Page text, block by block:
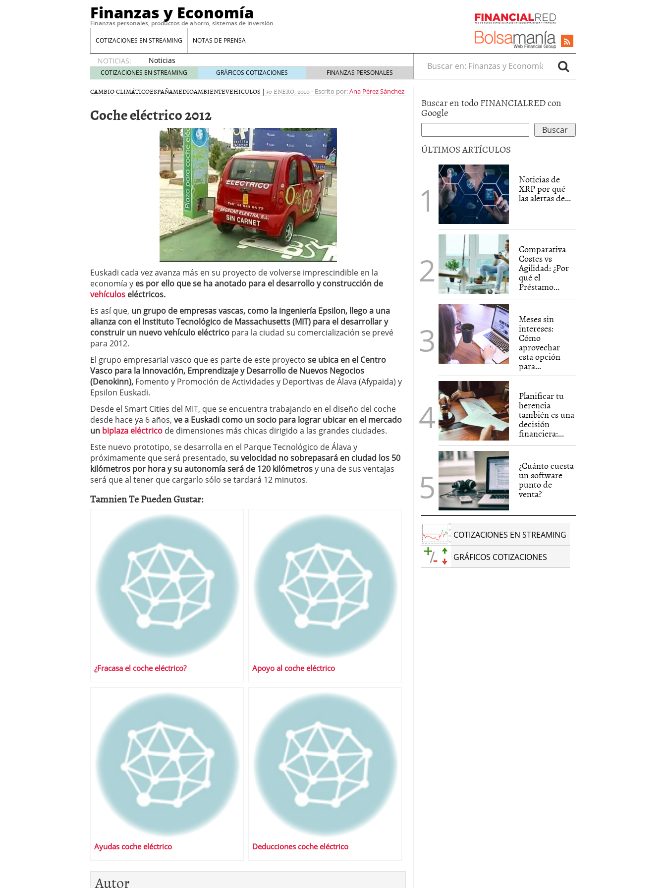
Finanzas y Economía
Finanzas personales, productos de ahorro, sistemas de inversión
COTIZACIONES EN STREAMING NOTAS DE PRENSA
NOTICIAS:
Noticias
de XRP
por qué
las
de
whales
suelen
llegar
tarde 16
de abril
de 2026
Comparativa Costes vs Agilidad: ¿Por qué el Préstamo Promotor privado
acelera la rentabilidad? 12 de diciembre de 2025
Meses sin intereses: Cómo aprovechar esta opción para gestionar tus
compras 24 de noviembre de 2025
Planificar tu herencia también es una decisión financiera: cómo anticiparte
a los costes 21 de noviembre de 2025
¿Cuánto cuesta un software punto de venta? 3 de octubre de 2025
COTIZACIONES EN STREAMING GRÁFICOS COTIZACIONES FINANZAS PERSONALES
Buscar en:
CAMBIO CLIMÁTICOESPAÑAMEDIOAMBIENTEVEHICULOS | 30 ENERO, 2010- Escrito por:Ana Pérez Sánchez
Coche eléctrico 2012
Euskadi cada vez avanza más en su proyecto de volverse imprescindible en la
economía y es por ello que se ha anotado para el desarrollo y construcción de
vehículos eléctricos.
Es así que, un grupo de empresas vascas, como la ingeniería Epsilon, llego a una
alianza con el Instituto Tecnológico de Massachusetts (MIT) para el desarrollar y
construir un nuevo vehículo eléctrico para la ciudad su comercialización se prevé
para 2012.
El grupo empresarial vasco que es parte de este proyecto se ubica en el Centro
Vasco para la Innovación, Emprendizaje y Desarrollo de Nuevos Negocios
(Denokinn), Fomento y Promoción de Actividades y Deportivas de Álava (Afypaida) y
Epsilon Euskadi.
Desde el Smart Cities del MIT, que se encuentra trabajando en el diseño del coche
desde hace ya 6 años, ve a Euskadi como un socio para lograr ubicar en el mercado
un biplaza eléctrico de dimensiones más chicas dirigido a las grandes ciudades.
Este nuevo prototipo, se desarrolla en el Parque Tecnológico de Álava y
próximamente que será presentado, su velocidad no sobrepasará en ciudad los 50
kilómetros por hora y su autonomía será de 120 kilómetrosy una de sus ventajas
será que al tener que cargarlo sólo se tardará 12 minutos.
Tamnien Te Pueden Gustar:
¿Fracasa el coche eléctrico? Apoyo al coche eléctrico
Ayudas coche eléctrico Deducciones coche eléctrico
Autor
Buscar en todo FINANCIALRED con
Google
ÚLTIMOS ARTÍCULOS
Noticias de
XRP por qué
las alertas de...
Comparativa
Costes vs
Agilidad: ¿Por
qué el
Préstamo...
Meses sin
intereses:
Cómo
aprovechar
esta opción
para...
Planificar tu
herencia
también es una
decisión
financiera:...
¿Cuánto cuesta
un software
punto de
venta?
COTIZACIONES EN STREAMING
GRÁFICOS COTIZACIONES